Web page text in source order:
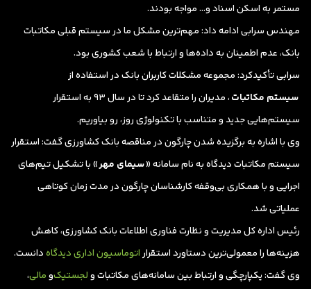
مستمر به اسکن اسناد و… مواجه بودند.
مهندس سرابی ادامه داد:‌ مهم‌ترین مشکل ما در سیستم قبلی مکاتبات
بانک، عدم اطمینان به داده‌ها و ارتباط با شعب کشوری بود.
سرابی تأکیدکرد: مجموعه مشکلات کاربران بانک در استفاده از
سیستم مکاتبات
، مدیران را متقاعد کرد تا در سال ۹۳ به استقرار
سیستم‌هایی جدید و متناسب با تکنولوژی روز، رو بیاوریم.
وی با اشاره به برگزیده شدن چارگون در مناقصه بانک کشاورزی گفت: استقرار
سیستم مکاتبات دیدگاه به نام سامانه «سیمای مهر» با تشکیل تیم‌های
اجرایی و با همکاری بی‌وقفه کارشناسان چارگون در مدت زمان کوتاهی
عملیاتی شد.
رئیس اداره کل مدیریت و نظارت فناوری اطلاعات بانک کشاورزی، کاهش
هزینه‌ها را معمولی‌ترین دستاورد استقرار اتوماسیون اداری دیدگاهدانست.
وی گفت: یکپارچگی و ارتباط بین سامانه‌های مکاتبات ولجستیکومالی،